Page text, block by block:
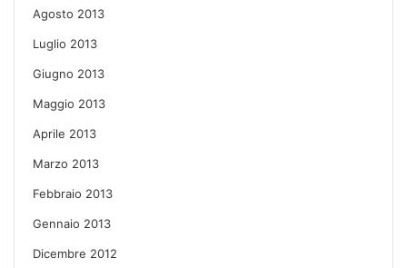
Agosto 2013
Luglio 2013
Giugno 2013
Maggio 2013
Aprile 2013
Marzo 2013
Febbraio 2013
Gennaio 2013
Dicembre 2012